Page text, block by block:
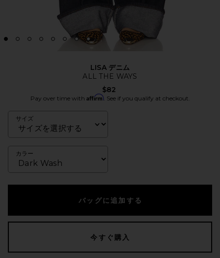
LISA デニム
ALL THE WAYS
$82
Pay over time with Affirm. See if you qualify at checkout.
サイズ
カラー
バッグに追加する
今すぐ購入